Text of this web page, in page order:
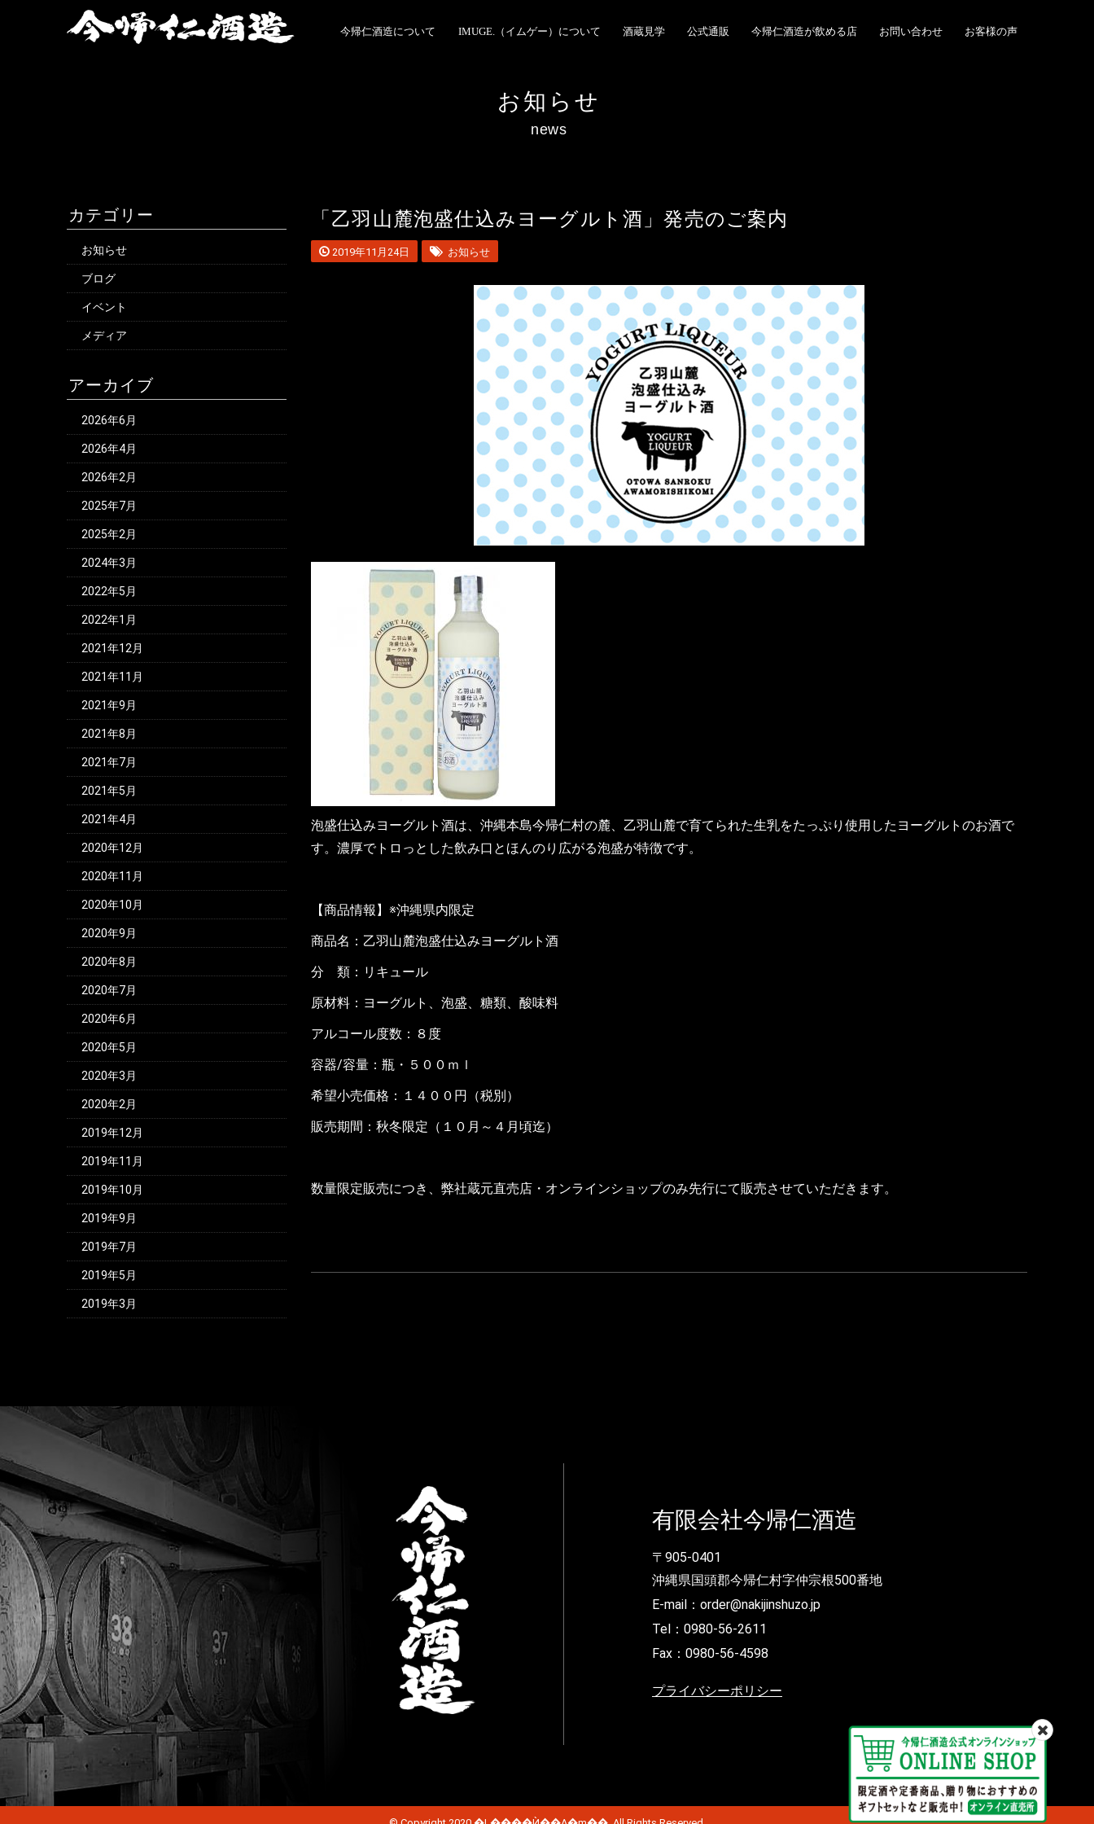
今帰仁酒造について IMUGE.（イムゲー）について 酒蔵見学 公式通販 今帰仁酒造が飲める店 お問い合わせ お客様の声
お知らせ
news
カテゴリー
お知らせ
ブログ
イベント
メディア
アーカイブ
2026年6月
2026年4月
2026年2月
2025年7月
2025年2月
2024年3月
2022年5月
2022年1月
2021年12月
2021年11月
2021年9月
2021年8月
2021年7月
2021年5月
2021年4月
2020年12月
2020年11月
2020年10月
2020年9月
2020年8月
2020年7月
2020年6月
2020年5月
2020年3月
2020年2月
2019年12月
2019年11月
2019年10月
2019年9月
2019年7月
2019年5月
2019年3月
「乙羽山麓泡盛仕込みヨーグルト酒」発売のご案内
2019年11月24日 お知らせ
泡盛仕込みヨーグルト酒は、沖縄本島今帰仁村の麓、乙羽山麓で育てられた生乳をたっぷり使用したヨーグルトのお酒で
す。濃厚でトロっとした飲み口とほんのり広がる泡盛が特徴です。
【商品情報】※沖縄県内限定
商品名：乙羽山麓泡盛仕込みヨーグルト酒
分 類：リキュール
原材料：ヨーグルト、泡盛、糖類、酸味料
アルコール度数：８度
容器/容量：瓶・５００ｍｌ
希望小売価格：１４００円（税別）
販売期間：秋冬限定（１０月～４月頃迄）
数量限定販売につき、弊社蔵元直売店・オンラインショップのみ先行にて販売させていただきます。
有限会社今帰仁酒造
〒905-0401
沖縄県国頭郡今帰仁村字仲宗根500番地
E-mail：order@nakijinshuzo.jp
Tel：0980-56-2611
Fax：0980-56-4598
プライバシーポリシー